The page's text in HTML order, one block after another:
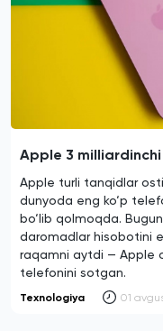
Apple 3
Apple turli tanqidlar
dunyoda eng ko‘p
bo‘lib qolmoqda.
daromadlar hisobotini
raqamni aytdi — Apple
telefonini sotgan.
Texnologiya 01